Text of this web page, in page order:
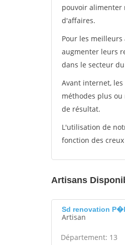
pouvoir alimenter
d'affaires.
Pour les
augmenter leurs
dans le secteur
Avant internet,
méthodes plus
de résultat.
L'utilisation de
fonction des
Artisans
Sd renovation
Artisan
Département: 13